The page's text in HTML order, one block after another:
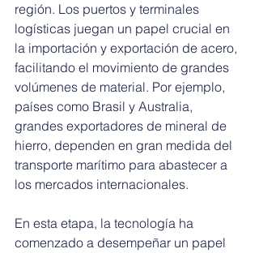
región. Los puertos y terminales
logísticas juegan un papel crucial en
la importación y exportación de acero,
facilitando el movimiento de grandes
volúmenes de material. Por ejemplo,
países como Brasil y Australia,
grandes exportadores de mineral de
hierro, dependen en gran medida del
transporte marítimo para abastecer a
los mercados internacionales.
En esta etapa, la tecnología ha
comenzado a desempeñar un papel